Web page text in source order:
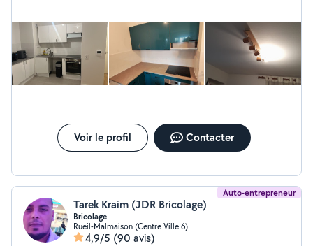
Voir le profil Contacter
Auto-entrepreneur
Tarek Kraim (JDR Bricolage)
Bricolage
Rueil-Malmaison (Centre Ville 6)
4,9/5 (90 avis)